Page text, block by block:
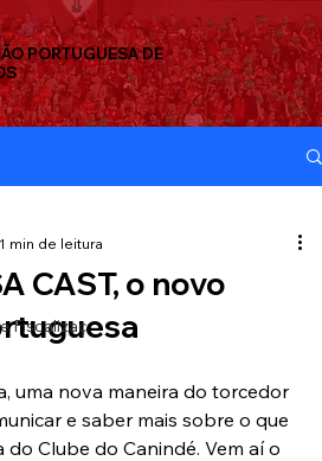
PORTUGUESA DE
Fiscalizaç
CAST, o novo
1 min de leitura
e saber mais sobre o que
Clube do Canindé. Vem aí o